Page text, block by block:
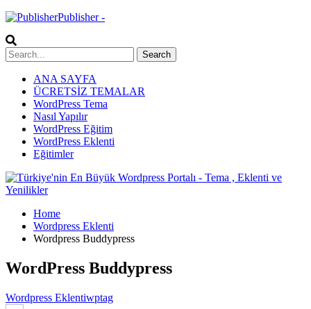
Publisher -
ANA SAYFA
ÜCRETSİZ TEMALAR
WordPress Tema
Nasıl Yapılır
WordPress Eğitim
WordPress Eklenti
Eğitimler
Home
Wordpress Eklenti
Wordpress Buddypress
WordPress Buddypress
Wordpress Eklentiwptag